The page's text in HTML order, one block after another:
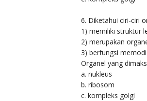
6. Diketahui ciri-ciri
1) memiliki struktur
2) merupakan
3) berfungsi
Organel yang
a. nukleus
b. ribosom
c. kompleks golgi